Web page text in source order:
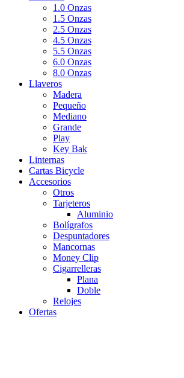
1.0 Onzas
1.5 Onzas
2.5 Onzas
4.5 Onzas
5.5 Onzas
6.0 Onzas
8.0 Onzas
Llaveros
Madera
Pequeño
Mediano
Grande
Play
Key Bak
Linternas
Cartas Bicycle
Accesorios
Otros
Tarjeteros
Aluminio
Bolígrafos
Despuntadores
Mancornas
Money Clip
Cigarrelleras
Plana
Doble
Relojes
Ofertas